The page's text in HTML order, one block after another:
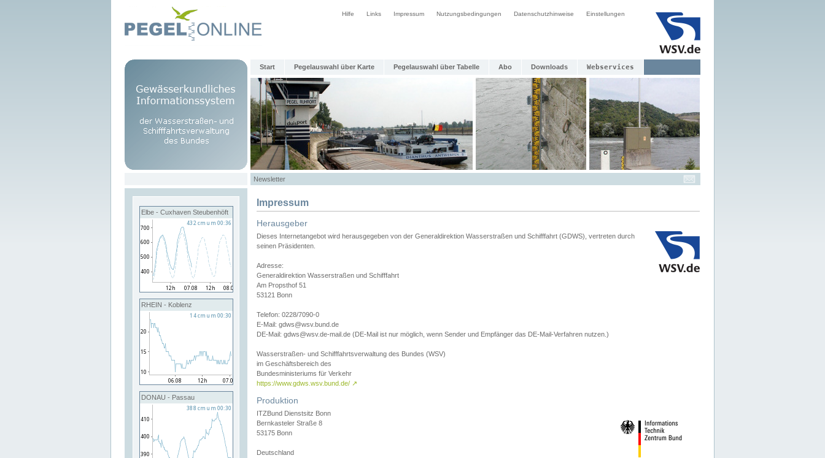
Hilfe Links Impressum Nutzungsbedingungen Datenschutzhinweise Einstellungen
Start Pegelauswahl über Karte Pegelauswahl über Tabelle Abo Downloads Webservices
Newsletter
Elbe - Cuxhaven Steubenhöft
RHEIN - Koblenz
DONAU - Passau
Impressum
Herausgeber
Dieses Internetangebot wird herausgegeben von der Generaldirektion Wasserstraßen und Schifffahrt (GDWS), vertreten durch
seinen Präsidenten.
Adresse:
Generaldirektion Wasserstraßen und Schifffahrt
Am Propsthof 51
53121 Bonn
Telefon: 0228/7090-0
E-Mail: gdws@wsv.bund.de
DE-Mail: gdws@wsv.de-mail.de (DE-Mail ist nur möglich, wenn Sender und Empfänger das DE-Mail-Verfahren nutzen.)
Wasserstraßen- und Schifffahrtsverwaltung des Bundes (WSV)
im Geschäftsbereich des
Bundesministeriums für Verkehr
https://www.gdws.wsv.bund.de/ ↗
Produktion
ITZBund Dienstsitz Bonn
Bernkasteler Straße 8
53175 Bonn
Deutschland